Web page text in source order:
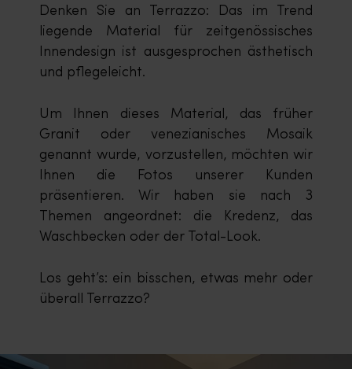
Denken Sie an Terrazzo: Das im Trend
liegende Material für zeitgenössisches
Innendesign ist ausgesprochen ästhetisch
und pflegeleicht.
Um Ihnen dieses Material, das früher
Granit oder venezianisches Mosaik
genannt wurde, vorzustellen, möchten wir
Ihnen die Fotos unserer Kunden
präsentieren. Wir haben sie nach 3
Themen angeordnet: die Kredenz, das
Waschbecken oder der Total-Look.
Los geht’s: ein bisschen, etwas mehr oder
überall Terrazzo?